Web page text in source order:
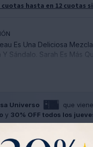
cuotas hasta en 12 cuotas
Es Una Deliciosa
Sándalo. Sarah Es Más
De Lujo.
Almizcle, Sándalo
Universo
que
y 30% OFF todos los